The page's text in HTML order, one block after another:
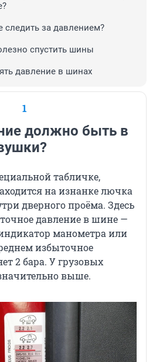
следить за давлением?
спустить шины
давление в шинах
1
должно быть в
табличке,
на изнанке лючка
дверного проёма. Здесь
давление в шине —
манометра или
избыточное
2 бара. У грузовых
выше.